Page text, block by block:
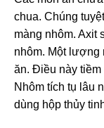
chua. Chúng
màng nhôm. Axit
nhôm. Một lượng
ăn. Điều này
Nhôm tích tụ lâu
dùng hộp thủy